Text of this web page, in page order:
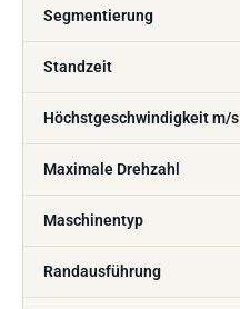
Segmentierung
Standzeit
Höchstgeschwindigkeit m/s
Maximale Drehzahl
Maschinentyp
Randausführung